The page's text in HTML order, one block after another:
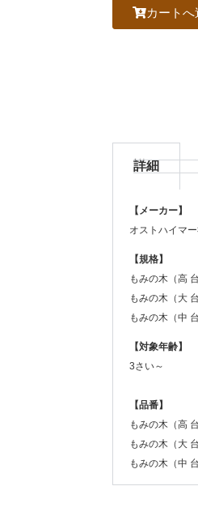
カートへ
詳細
【メーカー】
オストハイマー
【規格】
もみの木（高
もみの木（大
もみの木（中
【対象年齢】
3さい～
【品番】
もみの木（高
もみの木（大
もみの木（中